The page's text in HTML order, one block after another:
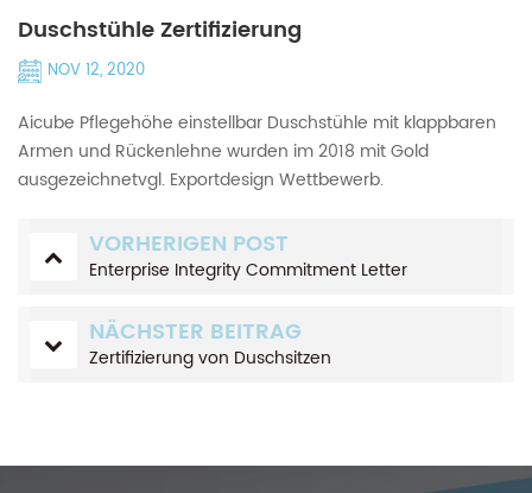
Duschstühle Zertifizierung
NOV 12, 2020
Aicube Pflegehöhe einstellbar Duschstühle mit klappbaren
Armen und Rückenlehne wurden im 2018 mit Gold
ausgezeichnetvgl. Exportdesign Wettbewerb.
VORHERIGEN POST
Enterprise Integrity Commitment Letter
NÄCHSTER BEITRAG
Zertifizierung von Duschsitzen